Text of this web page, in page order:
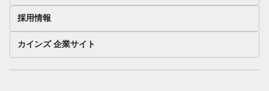
採用情報
カインズ 企業サイト